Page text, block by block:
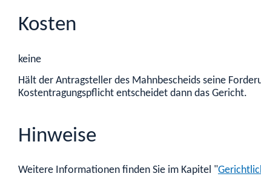
Kosten
keine
Hält der Antragsteller des Mahnbescheids seine
Kostentragungspflicht entscheidet dann das Gericht.
Hinweise
Weitere Informationen finden Sie im Kapitel "